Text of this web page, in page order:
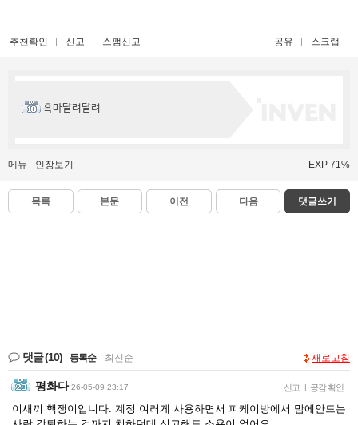
추천확인 신고 스팸신고 공유 스크랩
흑마달려달려
메뉴 인장보기 EXP 71%
목록 본문 이전 다음 댓글쓰기
댓글(10) 등록순 최신순 새로고침
평화다 26-05-09 23:17 신고 | 공감 확인
이새끼 핵쟁이입니다. 계정 여러게 사용하면서 피케이방에서 맘에안드는